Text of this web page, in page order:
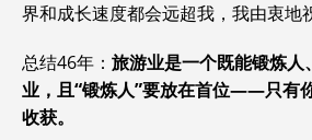
界和成长速度都会远超我，我由衷地
总结46年： 旅游业是一个既能锻炼人
业，且“锻炼人”要放在首位——只有
收获。